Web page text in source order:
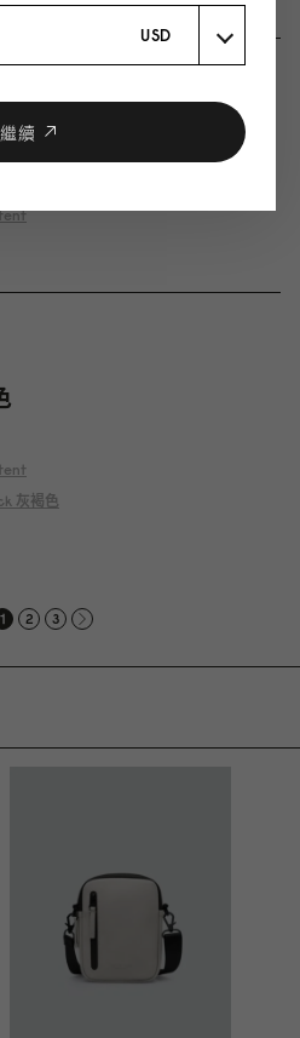
方便，包包裡的空間可以裝很多東西。
灰褐色
1 2 3
USD
繼續